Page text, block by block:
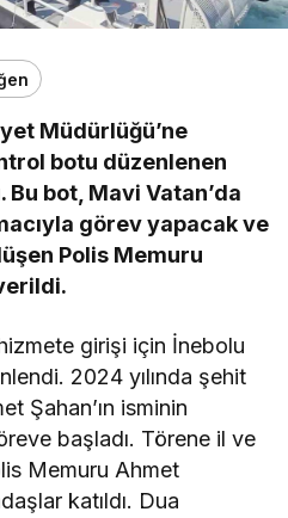
Müdürlüğü’ne
botu düzenlenen
Bu bot, Mavi Vatan’da
görev yapacak ve
Polis Memuru
girişi için İnebolu
2024 yılında şehit
Şahan’ın isminin
başladı. Törene il ve
Memuru Ahmet
katıldı. Dua